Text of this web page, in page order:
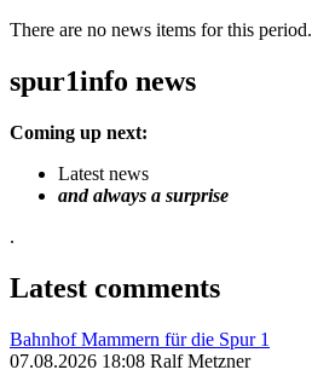
There are no news items for this period.
spur1info news
Coming up next:
Latest news
and always a surprise
.
Latest comments
Bahnhof Mammern für die Spur 1
07.08.2026 18:08 Ralf Metzner